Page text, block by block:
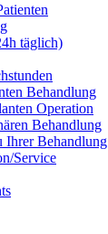
täglich)
Behandlung
Operation
Behandlung
Ihrer Behandlung
Service